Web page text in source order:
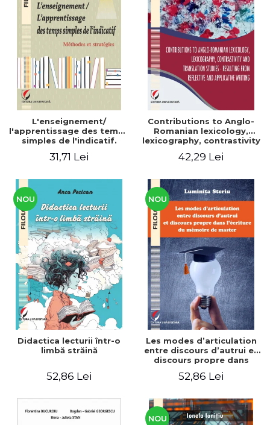
L'enseignement/
l'apprentissage des temps
simples de l'indicatif.
31,71 Lei
Contributions to Anglo-
Romanian lexicology,
lexicography, contrastivity
Resulting from reflective
42,29 Lei
NOU
Didactica lecturii într-o
limbă străină
52,86 Lei
NOU
Les modes d’articulation
entre discours d’autrui et
discours propre dans
master
52,86 Lei
NOU